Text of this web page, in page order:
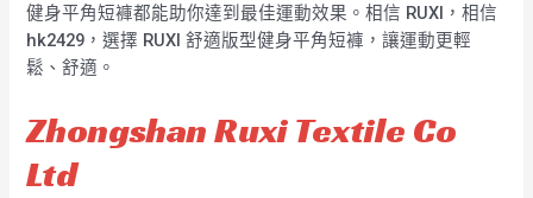
健身平角短褲都能助你達到最佳運動效果。相信 RUXI，相信
hk2429，選擇 RUXI 舒適版型健身平角短褲，讓運動更輕
鬆、舒適。
Zhongshan Ruxi Textile Co
Ltd